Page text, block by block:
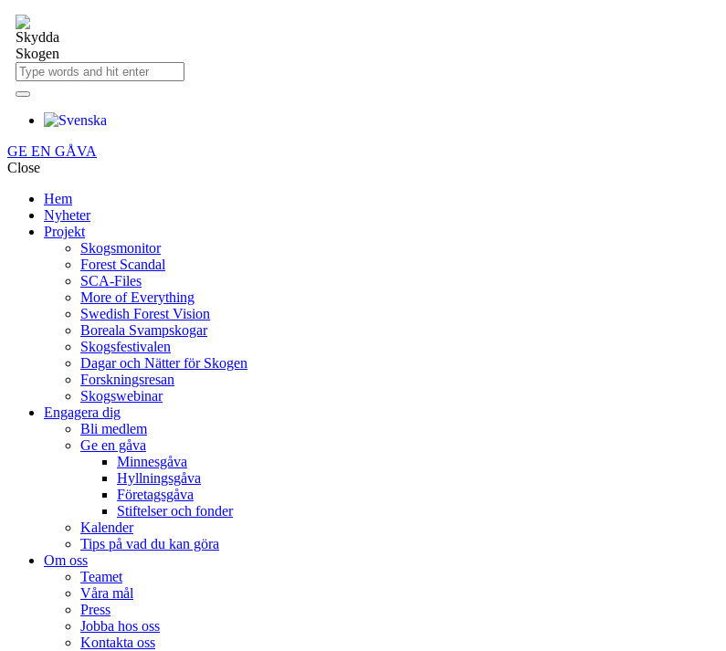
GE EN GÅVA
Close
Hem
Nyheter
Projekt
Skogsmonitor
Forest Scandal
SCA-Files
More of Everything
Swedish Forest Vision
Boreala Svampskogar
Skogsfestivalen
Dagar och Nätter för Skogen
Forskningsresan
Skogswebinar
Engagera dig
Bli medlem
Ge en gåva
Minnesgåva
Hyllningsgåva
Företagsgåva
Stiftelser och fonder
Kalender
Tips på vad du kan göra
Om oss
Teamet
Våra mål​
Press
Jobba hos oss
Kontakta oss